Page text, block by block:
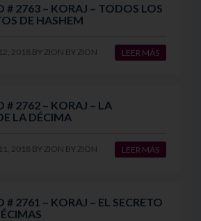
# 2763 – KORAJ – TODOS LOS
DE HASHEM
2018BY ZION BY ZION LEER MÁS
# 2762 – KORAJ – LA
LA DÉCIMA
2018BY ZION BY ZION LEER MÁS
# 2761 – KORAJ – EL SECRETO